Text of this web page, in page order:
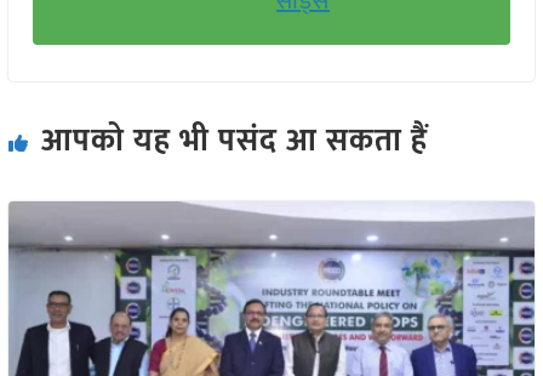
आपको यह भी पसंद आ सकता हैं